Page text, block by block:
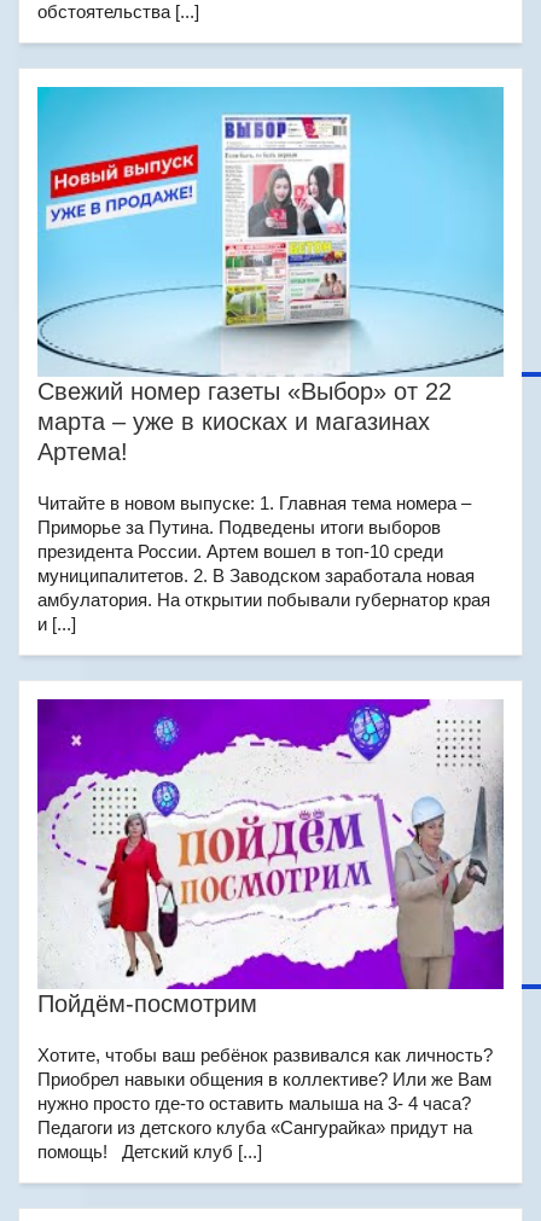
обстоятельства [...]
Свежий номер газеты «Выбор» от 22
марта – уже в киосках и магазинах
Артема!
Читайте в новом выпуске: 1. Главная тема номера –
Приморье за Путина. Подведены итоги выборов
президента России. Артем вошел в топ-10 среди
муниципалитетов. 2. В Заводском заработала новая
амбулатория. На открытии побывали губернатор края
и [...]
Пойдём-посмотрим
Хотите, чтобы ваш ребёнок развивался как личность?
Приобрел навыки общения в коллективе? Или же Вам
нужно просто где-то оставить малыша на 3- 4 часа?
Педагоги из детского клуба «Сангурайка» придут на
помощь! Детский клуб [...]